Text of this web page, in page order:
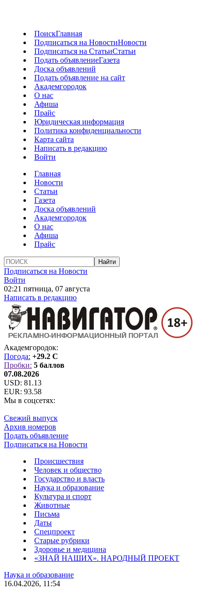
ПоискГлавная
Подписаться на НовостиНовости
Подписаться на СтатьиСтатьи
Подать объявлениеГазета
Доска объявлений
Подать объявление на сайт
Академгородок
О нас
Афиша
Прайс
Юридическая информация
Политика конфиденциальности
Карта сайта
Написать в редакцию
Войти
Главная
Новости
Статьи
Газета
Доска объявлений
Академгородок
О нас
Афиша
Прайс
Подписаться на Новости
Войти
02:21 пятница, 07 августа
Написать в редакцию
Академгородок:
Погода: +29.2 C
Пробки: 5 баллов
07.08.2026
USD: 81.13
EUR: 93.58
Мы в соцсетях:
Свежий выпуск
Архив номеров
Подать объявление
Подписаться на Новости
Происшествия
Человек и общество
Государство и власть
Наука и образование
Культура и спорт
Животные
Письма
Даты
Спецпроект
Старые рубрики
Здоровье и медицина
«ЗНАЙ НАШИХ». НАРОДНЫЙ ПРОЕКТ
Наука и образование
16.04.2026, 11:54